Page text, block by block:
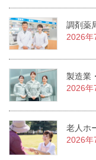
調剤薬
2026年
製造業
2026年
老人ホ
2026年